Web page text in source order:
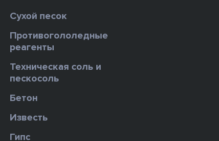
Сухой песок
Противогололедные
реагенты
Техническая соль и
пескосоль
Бетон
Известь
Гипс